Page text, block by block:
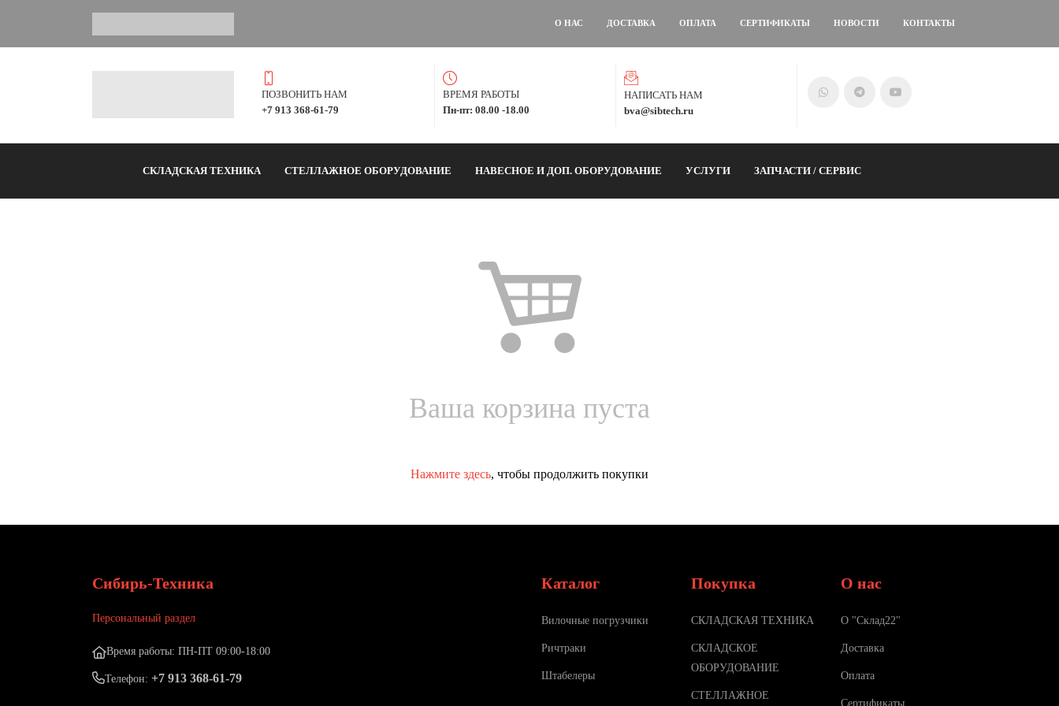
О НАС ДОСТАВКА ОПЛАТА СЕРТИФИКАТЫ НОВОСТИ КОНТАКТЫ
ПОЗВОНИТЬ НАМ
+7 913 368-61-79
ВРЕМЯ РАБОТЫ
Пн-пт: 08.00 -18.00
НАПИСАТЬ НАМ
bva@sibtech.ru
СКЛАДСКАЯ ТЕХНИКА СТЕЛЛАЖНОЕ ОБОРУДОВАНИЕ НАВЕСНОЕ И ДОП. ОБОРУДОВАНИЕ УСЛУГИ ЗАПЧАСТИ / СЕРВИС
Ваша корзина пуста
Нажмите здесь, чтобы продолжить покупки
Сибирь-Техника
Персональный раздел
Время работы: ПН-ПТ 09:00-18:00
Телефон: +7 913 368-61-79
Каталог
Вилочные погрузчики
Ричтраки
Штабелеры
Покупка
СКЛАДСКАЯ ТЕХНИКА
СКЛАДСКОЕ
ОБОРУДОВАНИЕ
СТЕЛЛАЖНОЕ
О нас
О "Склад22"
Доставка
Оплата
Сертификаты